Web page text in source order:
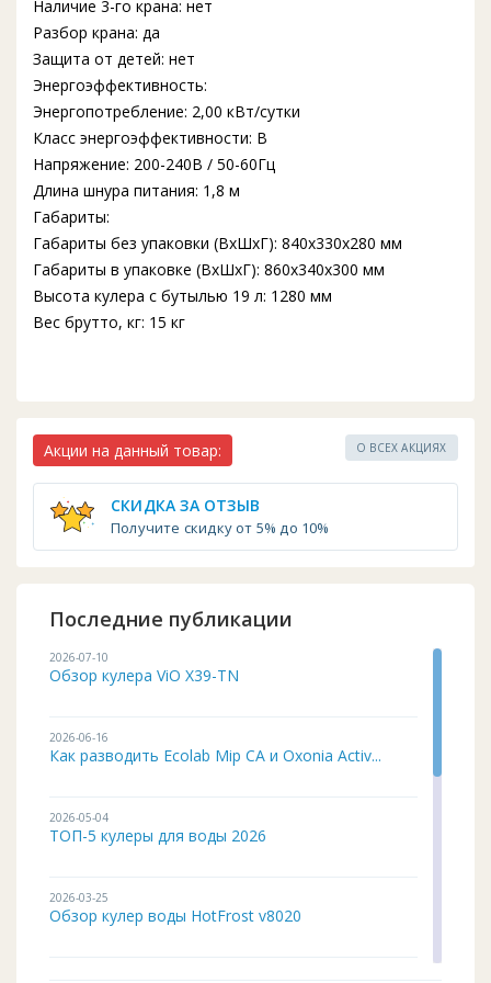
Наличие 3-го крана: нет
Разбор крана: да
Защита от детей: нет
Энергоэффективность:
Энергопотребление: 2,00 кВт/сутки
Класс энергоэффективности: B
Напряжение: 200-240В / 50-60Гц
Длина шнура питания: 1,8 м
Габариты:
Габариты без упаковки (ВxШxГ): 840х330х280 мм
Габариты в упаковке (ВxШxГ): 860х340х300 мм
Высота кулера с бутылью 19 л: 1280 мм
Вес брутто, кг: 15 кг
О ВСЕХ АКЦИЯХ
Акции на данный товар:
СКИДКА ЗА ОТЗЫВ
Получите скидку от 5% до 10%
Последние публикации
2026-07-10
Обзор кулера ViO X39-TN
2026-06-16
Как разводить Ecolab Mip CA и Oxonia Activ...
2026-05-04
ТОП-5 кулеры для воды 2026
2026-03-25
Обзор кулер воды HotFrost v8020